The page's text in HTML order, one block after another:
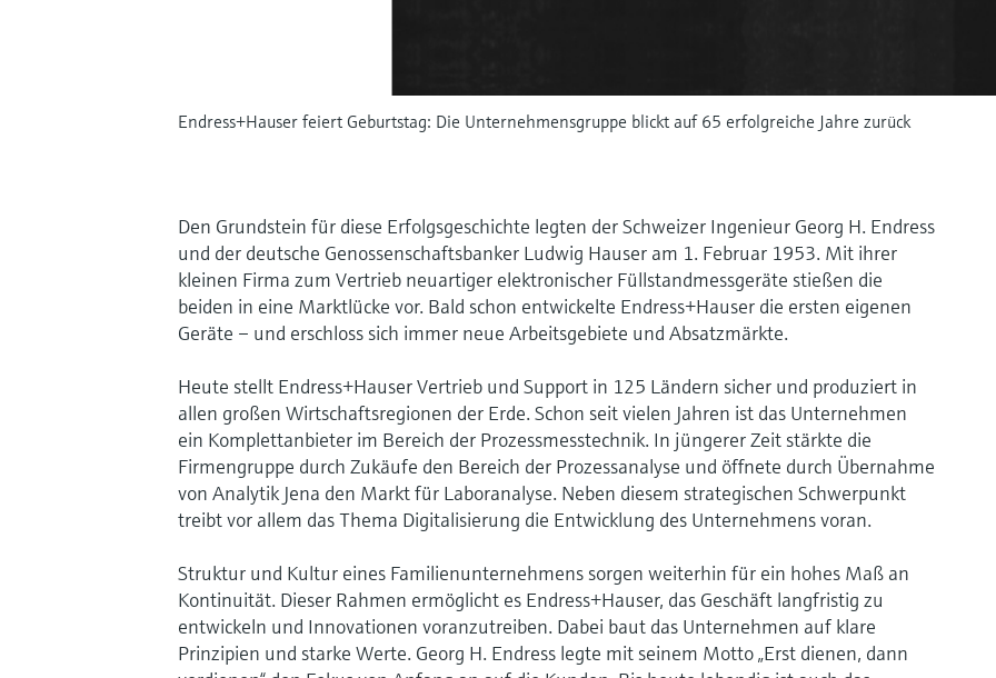
Endress+Hauser feiert Geburtstag: Die Unternehmensgruppe blickt auf 65 erfolgreiche Jahre zurück
Den Grundstein für diese Erfolgsgeschichte legten der Schweizer Ingenieur Georg H. Endress
und der deutsche Genossenschaftsbanker Ludwig Hauser am 1. Februar 1953. Mit ihrer
kleinen Firma zum Vertrieb neuartiger elektronischer Füllstandmessgeräte stießen die
beiden in eine Marktlücke vor. Bald schon entwickelte Endress+Hauser die ersten eigenen
Geräte – und erschloss sich immer neue Arbeitsgebiete und Absatzmärkte.
Heute stellt Endress+Hauser Vertrieb und Support in 125 Ländern sicher und produziert in
allen großen Wirtschaftsregionen der Erde. Schon seit vielen Jahren ist das Unternehmen
ein Komplettanbieter im Bereich der Prozessmesstechnik. In jüngerer Zeit stärkte die
Firmengruppe durch Zukäufe den Bereich der Prozessanalyse und öffnete durch Übernahme
von Analytik Jena den Markt für Laboranalyse. Neben diesem strategischen Schwerpunkt
treibt vor allem das Thema Digitalisierung die Entwicklung des Unternehmens voran.
Struktur und Kultur eines Familienunternehmens sorgen weiterhin für ein hohes Maß an
Kontinuität. Dieser Rahmen ermöglicht es Endress+Hauser, das Geschäft langfristig zu
entwickeln und Innovationen voranzutreiben. Dabei baut das Unternehmen auf klare
Prinzipien und starke Werte. Georg H. Endress legte mit seinem Motto „Erst dienen, dann